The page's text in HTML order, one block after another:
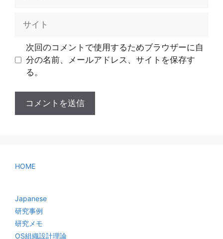
次回のコメントで使用するためブラウザーに自
分の名前、メールアドレス、サイトを保存す
る。
HOME
Japanese
研究事例
研究メモ
OS組織設計理論